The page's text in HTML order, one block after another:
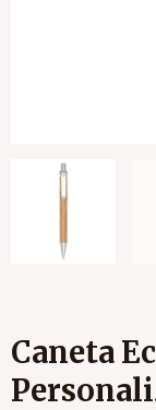
Caneta